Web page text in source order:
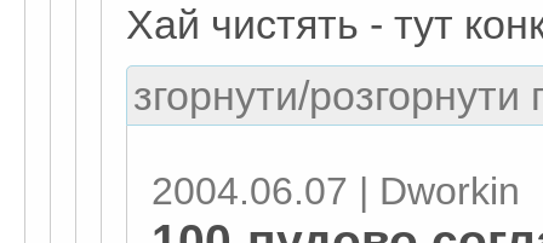
Хай чистять - тут
згорнути/розгорнути
2004.06.07 | Dworkin